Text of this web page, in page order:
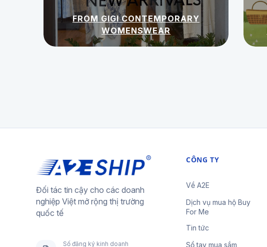
FROM GIGI CONTEMPORARY
WOMENSWEAR
Đối tác tin cậy cho các doanh
nghiệp Việt mở rộng thị trường
quốc tế
Số đăng ký kinh doanh
CÔNG TY
Về A2E
Dịch vụ mua hộ Buy
For Me
Tin tức
Sổ tay mua sắm